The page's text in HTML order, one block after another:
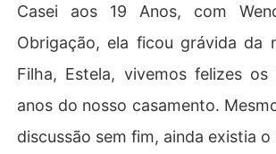
Casei aos 19 Anos, com
Obrigação, ela ficou grávida da
Filha, Estela, vivemos felizes
anos do nosso casamento.
discussão sem fim, ainda existia